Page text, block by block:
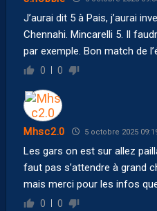
J’aurai dit 5 à Pais, j’aurai
Chennahi. Mincarelli 5. Il
par exemple. Bon match de
0 0
Mhsc2.0 5 octobre 2025
Les gars on est sur allez
faut pas s’attendre à grand
mais merci pour les infos
0 0